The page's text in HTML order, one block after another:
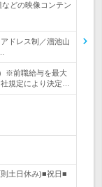
どの映像コンテン
ドレス制／溜池山
※前職給与を最大
規定により決定…
土日休み)■祝日■